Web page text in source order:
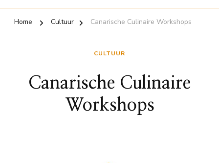
Home Cultuur Canarische Culinaire Workshops
CULTUUR
Canarische Culinaire
Workshops